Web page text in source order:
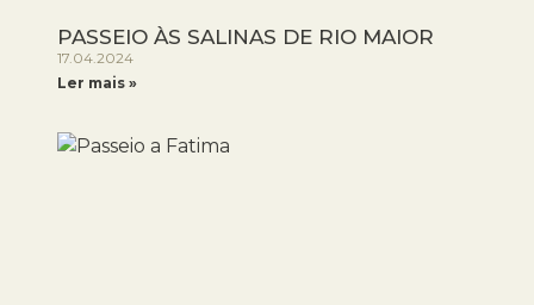
PASSEIO ÀS SALINAS DE RIO MAIOR
17.04.2024
Ler mais »